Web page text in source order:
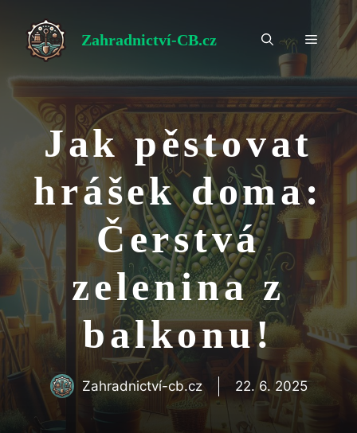
obsah
Zahradnictví-CB.cz Menu
Jak pěstovat
hrášek doma:
Čerstvá
zelenina z
balkonu!
Zahradnictví-cb.cz 22. 6. 2025